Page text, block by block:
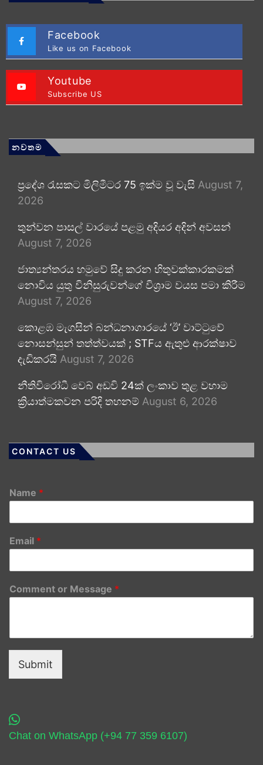
Facebook
Like us on Facebook
Youtube
Subscribe US
නවතම
ප්‍රදේශ රැසකට මිලිමීටර 75 ඉක්ම වූ වැසි August 7,
2026
තුන්වන පාසල් වාරයේ පළමු අදියර අදින් අවසන්
August 7, 2026
ජාත්‍යන්තරය හමුවේ සිදු කරන හිතුවක්කාරකමක්
නොවිය යුතු විනිසුරුවන්ගේ විශ්‍රාම වයස පමා කිරීම
August 7, 2026
කොළඹ මැගසින් බන්ධනාගාරයේ ‘ඊ’ වාට්ටුවේ
නොසන්සුන් තත්ත්වයක් ; STFය ඇතුළු ආරක්ෂාව
දැඩිකරයි August 7, 2026
නීතිවිරෝධී වෙබ් අඩවි 24ක් ලංකාව තුළ වහාම
ක්‍රියාත්මකවන පරිදි තහනම් August 6, 2026
CONTACT US
Name *
Email *
Comment or Message *
Submit
Chat on WhatsApp (+94 77 359 6107)